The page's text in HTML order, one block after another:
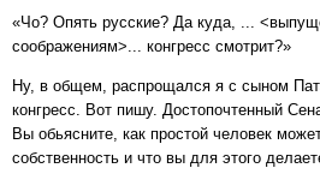
«Чо? Опять русские? Да куда, ...
соображениям>... конгресс смотрит?»
Ну, в общем, распрощался я с сыном
конгресс. Вот пишу. Достопочтенный
Вы обьясните, как простой человек
собственность и что вы для этого